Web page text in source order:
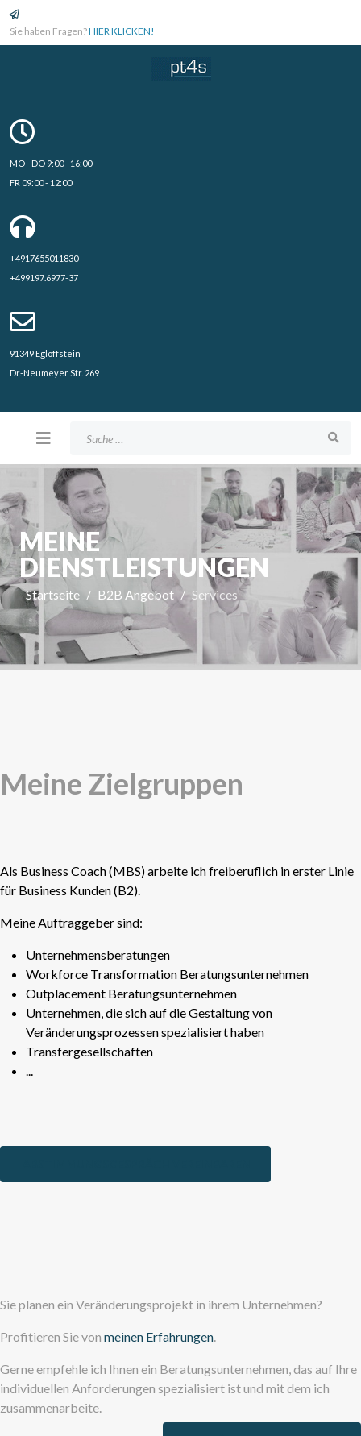
Sie haben Fragen?HIER KLICKEN!
MO - DO 9:00 - 16:00
FR 09:00 - 12:00
+4917655011830
+499197.6977-37
91349 Egloffstein
Dr.-Neumeyer Str. 269
MEINE
DIENSTLEISTUNGEN
Startseite B2B Angebot Services
Meine Zielgruppen
Als Business Coach (MBS) arbeite ich freiberuflich in erster Linie
für Business Kunden (B2).
Meine Auftraggeber sind:
Unternehmensberatungen
Workforce Transformation Beratungsunternehmen
Outplacement Beratungsunternehmen
Unternehmen, die sich auf die Gestaltung von
Veränderungsprozessen spezialisiert haben
Transfergesellschaften
...
Sie planen ein Veränderungsprojekt in ihrem Unternehmen?
Profitieren Sie von meinen Erfahrungen.
Gerne empfehle ich Ihnen ein Beratungsunternehmen, das auf Ihre
individuellen Anforderungen spezialisiert ist und mit dem ich
zusammenarbeite.